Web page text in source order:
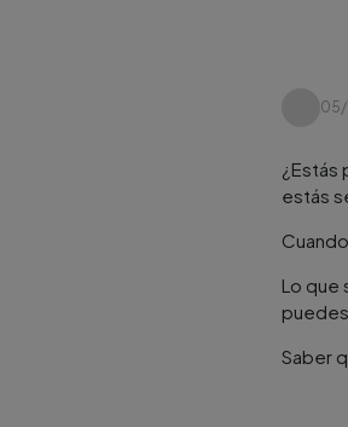
05/
¿Estás
estás
Lo que
Saber